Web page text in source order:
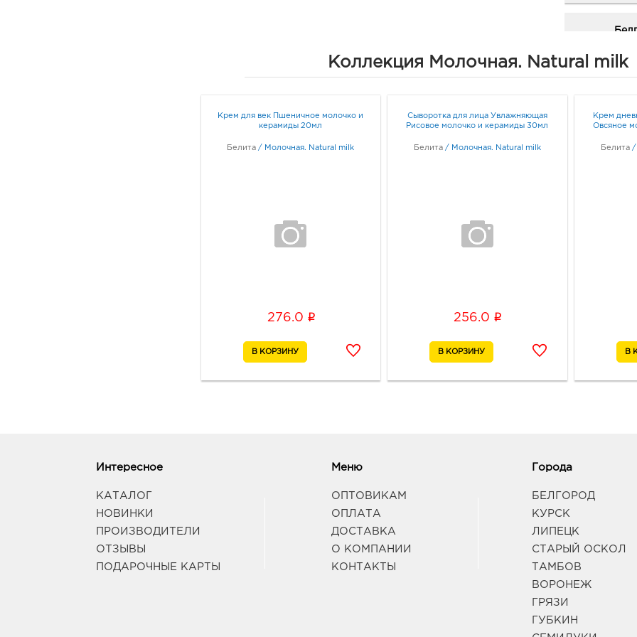
Коллекция Молочная. Natural milk
Крем для век Пшеничное молочко и
керамиды 20мл
Белита / Молочная. Natural milk
276.0 i
Сыворотка для лица Увлажняющая
Рисовое молочко и керамиды 30мл
Белита / Молочная. Natural milk
256.0 i
Крем
Овсяное
Белита /
Интересное
КАТАЛОГ
НОВИНКИ
ПРОИЗВОДИТЕЛИ
ОТЗЫВЫ
ПОДАРОЧНЫЕ КАРТЫ
Меню
ОПТОВИКАМ
ОПЛАТА
ДОСТАВКА
О КОМПАНИИ
КОНТАКТЫ
Города
БЕЛГОРОД
КУРСК
ЛИПЕЦК
СТАРЫЙ ОСКОЛ
ТАМБОВ
ВОРОНЕЖ
ГРЯЗИ
ГУБКИН